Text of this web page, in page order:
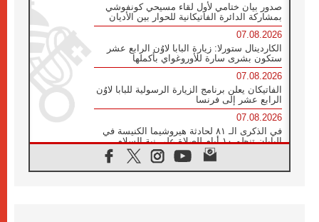
صدور بيان ختامي لأول لقاء مسيحي كونفوشي
بمشاركة الدائرة الفاتيكانية للحوار بين الأديان
07.08.2026
الكاردينال ستورلا: زيارة البابا لاوُن الرابع عشر
ستكون بشرى سارة للأوروغواي بأكملها
07.08.2026
الفاتيكان يعلن برنامج الزيارة الرسولية للبابا لاوُن
الرابع عشر إلى فرنسا
07.08.2026
في الذكرى الـ ٨١ لحادثة هيروشيما الكنيسة في
اليابان تنظم ١٠ أيام للصلاة على نية السلام
الكنيسة في الأوروغواي: زيارة البابا ستعزز